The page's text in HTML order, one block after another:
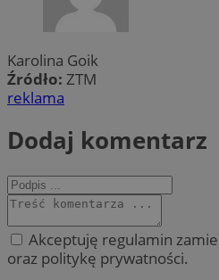
Karolina Goik
Źródło: ZTM
reklama
Dodaj komentarz
Akceptuję regulamin
oraz politykę prywatności.